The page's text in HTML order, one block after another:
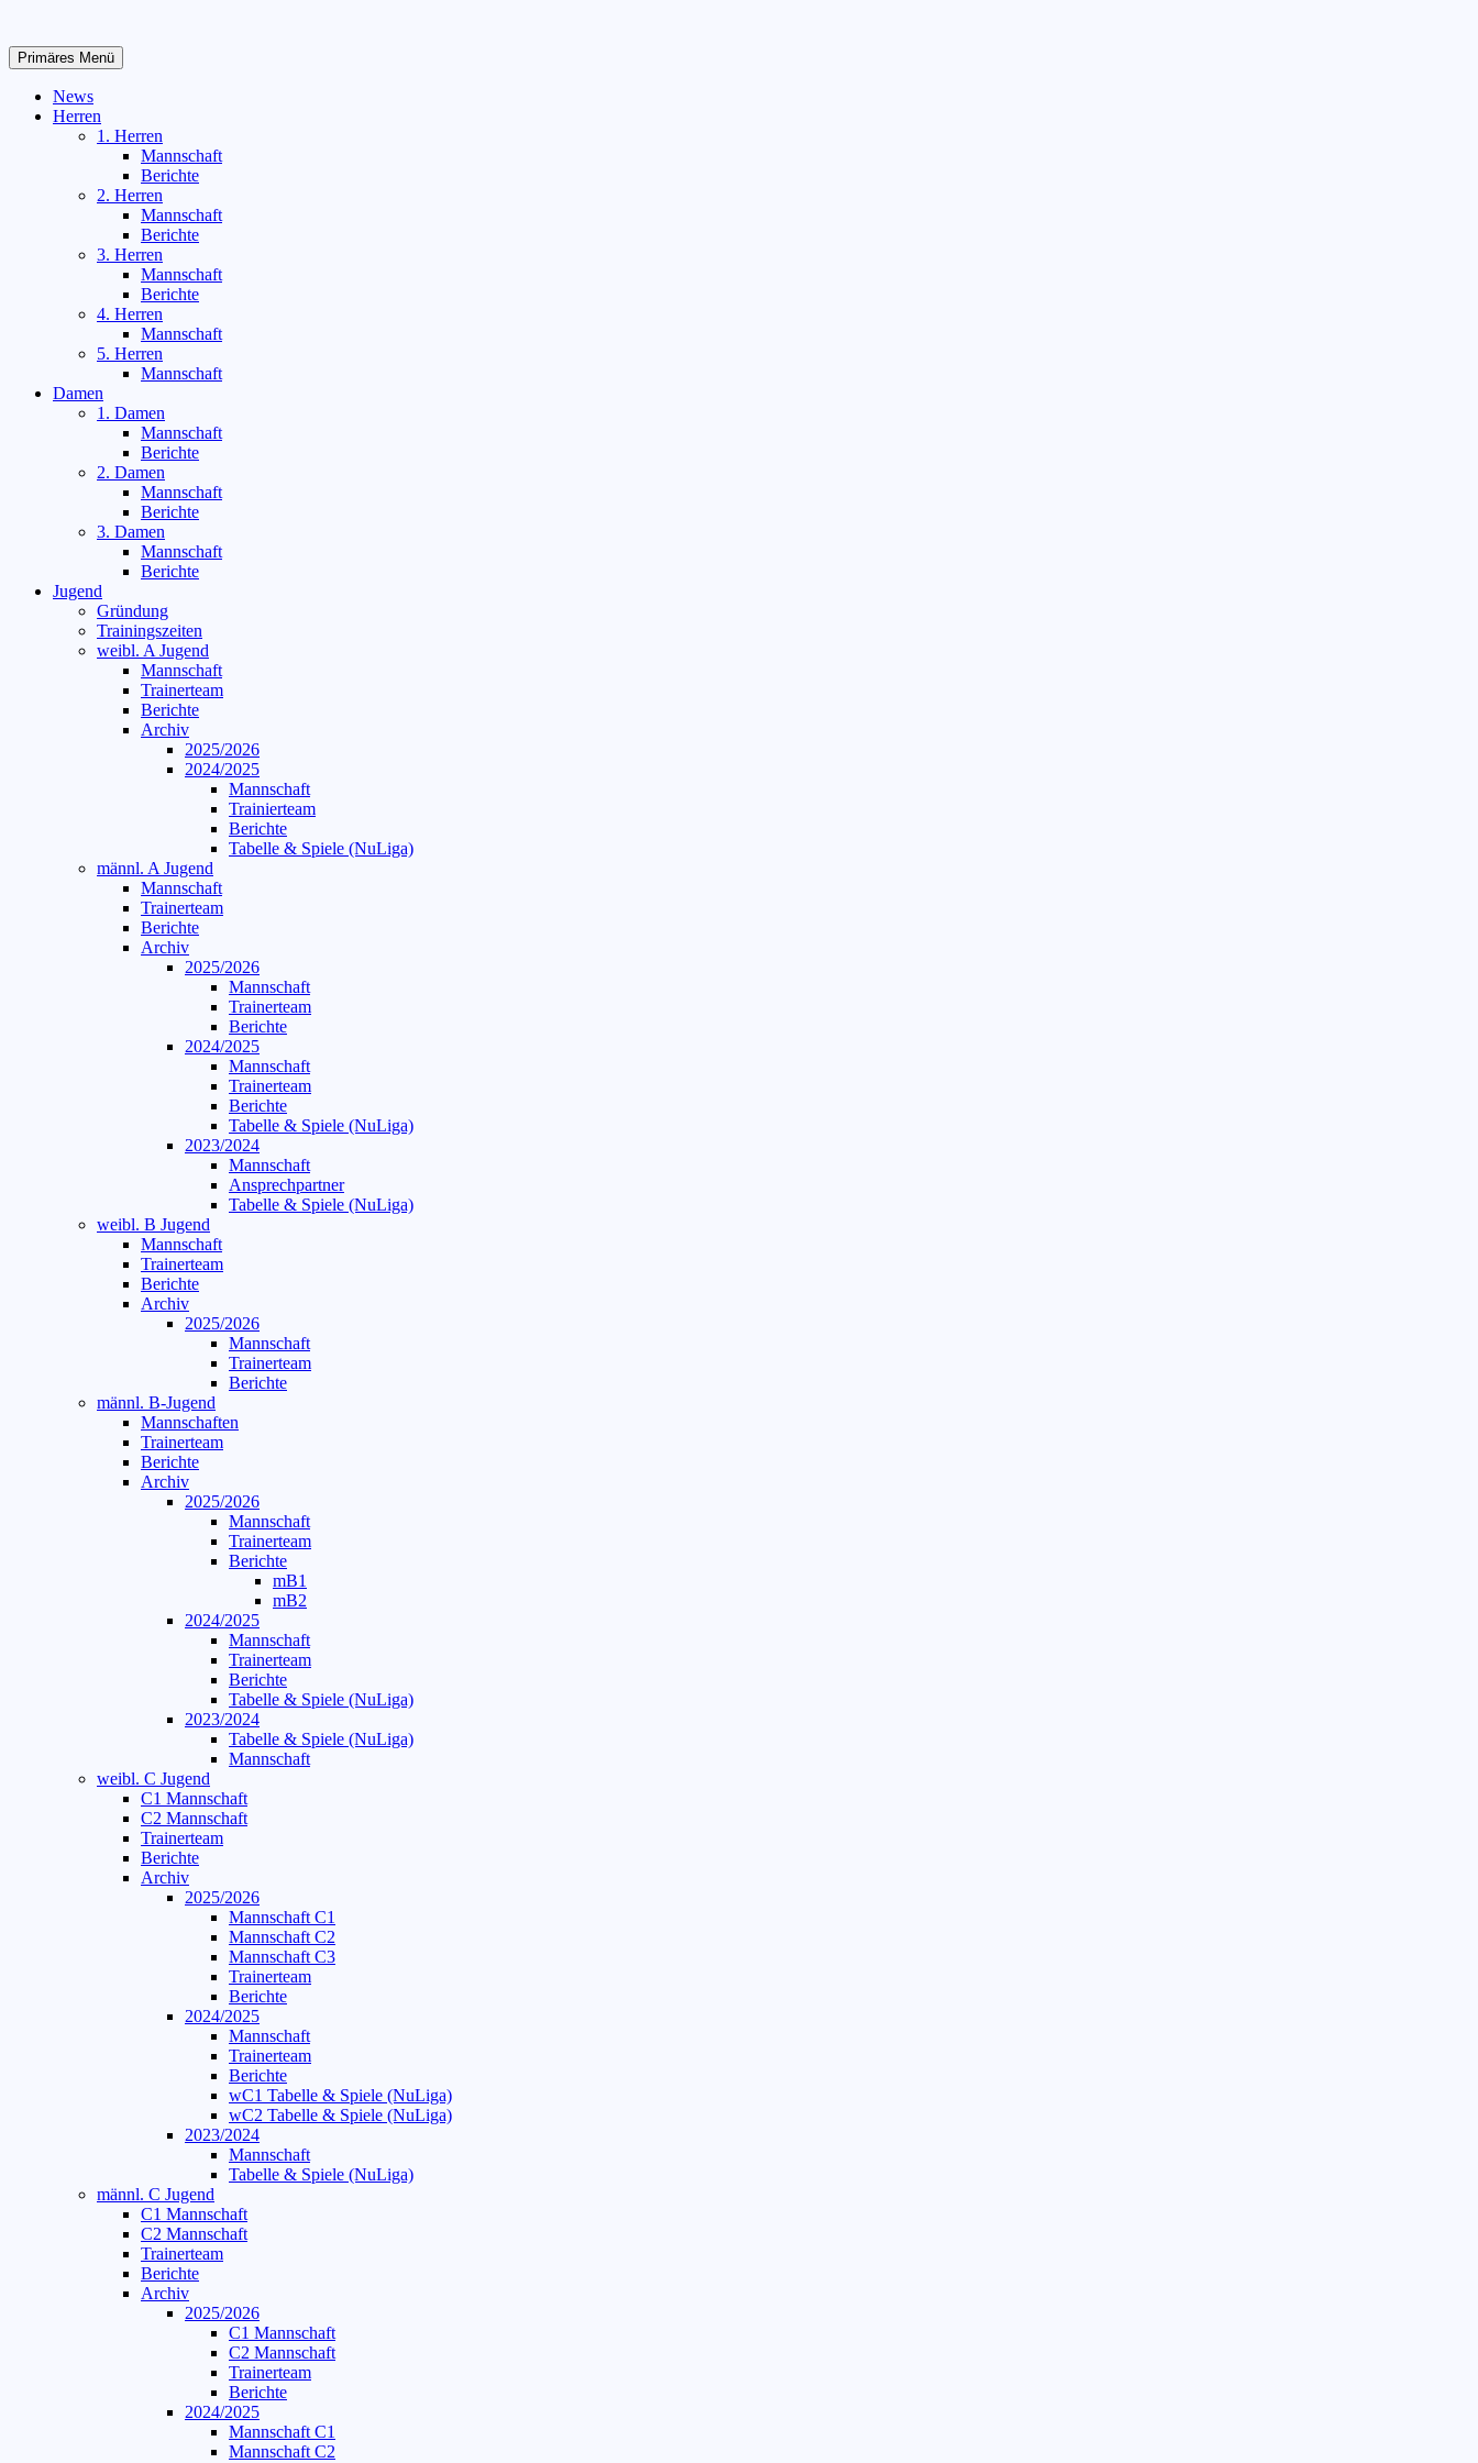
springen
Primäres Menü
News
Herren
1. Herren
Mannschaft
Berichte
2. Herren
Mannschaft
Berichte
3. Herren
Mannschaft
Berichte
4. Herren
Mannschaft
5. Herren
Mannschaft
Damen
1. Damen
Mannschaft
Berichte
2. Damen
Mannschaft
Berichte
3. Damen
Mannschaft
Berichte
Jugend
Gründung
Trainingszeiten
weibl. A Jugend
Mannschaft
Trainerteam
Berichte
Archiv
2025/2026
2024/2025
Mannschaft
Trainierteam
Berichte
Tabelle & Spiele (NuLiga)
männl. A Jugend
Mannschaft
Trainerteam
Berichte
Archiv
2025/2026
Mannschaft
Trainerteam
Berichte
2024/2025
Mannschaft
Trainerteam
Berichte
Tabelle & Spiele (NuLiga)
2023/2024
Mannschaft
Ansprechpartner
Tabelle & Spiele (NuLiga)
weibl. B Jugend
Mannschaft
Trainerteam
Berichte
Archiv
2025/2026
Mannschaft
Trainerteam
Berichte
männl. B-Jugend
Mannschaften
Trainerteam
Berichte
Archiv
2025/2026
Mannschaft
Trainerteam
Berichte
mB1
mB2
2024/2025
Mannschaft
Trainerteam
Berichte
Tabelle & Spiele (NuLiga)
2023/2024
Tabelle & Spiele (NuLiga)
Mannschaft
weibl. C Jugend
C1 Mannschaft
C2 Mannschaft
Trainerteam
Berichte
Archiv
2025/2026
Mannschaft C1
Mannschaft C2
Mannschaft C3
Trainerteam
Berichte
2024/2025
Mannschaft
Trainerteam
Berichte
wC1 Tabelle & Spiele (NuLiga)
wC2 Tabelle & Spiele (NuLiga)
2023/2024
Mannschaft
Tabelle & Spiele (NuLiga)
männl. C Jugend
C1 Mannschaft
C2 Mannschaft
Trainerteam
Berichte
Archiv
2025/2026
C1 Mannschaft
C2 Mannschaft
Trainerteam
Berichte
2024/2025
Mannschaft C1
Mannschaft C2